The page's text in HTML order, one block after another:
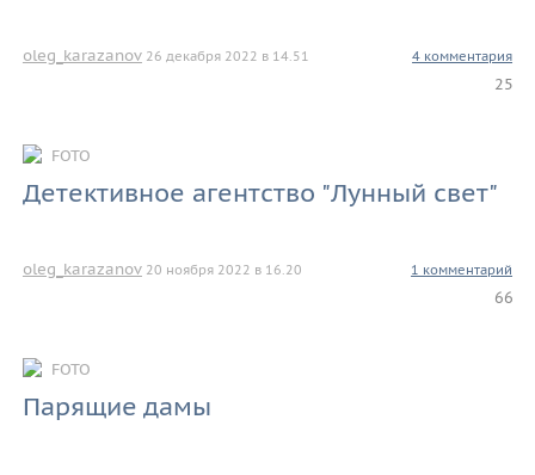
oleg_karazanov 26 декабря 2022 в 14.51 4 комментария
25
FOTO
Детективное агентство "Лунный свет"
oleg_karazanov 20 ноября 2022 в 16.20 1 комментарий
66
FOTO
Парящие дамы